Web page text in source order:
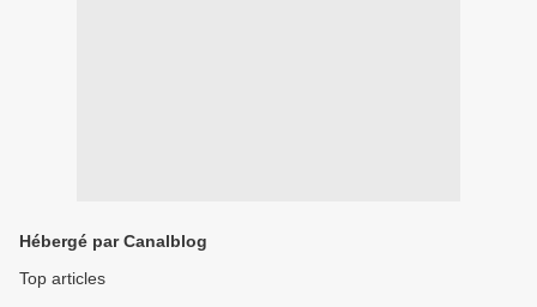
Hébergé par Canalblog
Top articles